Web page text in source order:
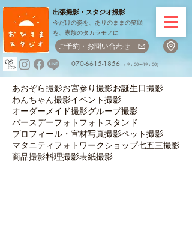
出張撮影・ スタジオ撮影
今だけの姿を、ありのままの笑顔
を、家族のタカラモノに
ご予約・お問い合わせ
070-6615-1856 （ 9：00〜19：00）
あおぞら撮影お宮参り撮影お誕生日撮影
わんちゃん撮影イベント撮影
オーダーメイド撮影グループ撮影
バースデーフォト フォトスタンド
プロフィール・宣材写真撮影ペット撮影
マタニティフォト ワークショップ七五三撮影
商品撮影料理撮影表紙撮影